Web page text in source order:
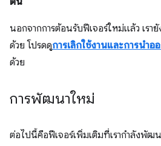
นอกจากการต้อนรับฟีเจอร์ใหม่แล้ว เรายั
ด้วย โปรดดูการเลิกใช้งานและการนำอ
ด้วย
การพัฒนาใหม่
ต่อไปนี้คือฟีเจอร์เพิ่มเติมที่เรากำลังพัฒ